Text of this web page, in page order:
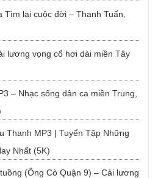
lại cuộc đời – Thanh Tuấn,
lương vọng cổ hơi dài miền Tây
– Nhạc sống dân ca miền Trung,
Thanh MP3 | Tuyển Tập Những
Nhất (5K)
(Ông Cò Quận 9) – Cải lương